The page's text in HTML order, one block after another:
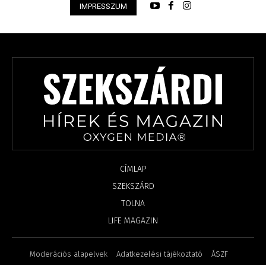
IMPRESSZUM
CÍMLAP
SZEKSZÁRD
TOLNA
LIFE MAGAZIN
Moderációs alapelvek Adatkezelési tájékoztató
ÁSZF